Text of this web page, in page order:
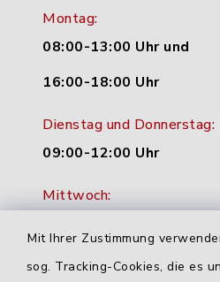
Mit Ihrer Zustimmung
sog. Tracking-Cookies, die es
Montag:
08:00-13:00 Uhr und
16:00-18:00 Uhr
Dienstag und Donnerstag:
09:00-12:00 Uhr
Mittwoch:
Freitag: